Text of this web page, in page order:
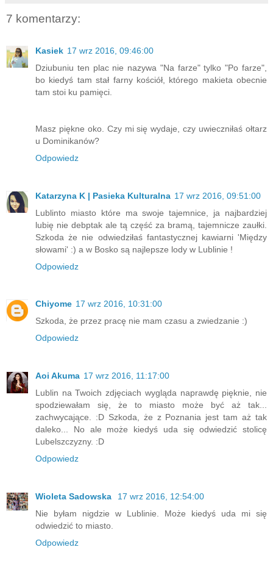
7 komentarzy:
Kasiek 17 wrz 2016, 09:46:00
Dziubuniu ten plac nie nazywa "Na farze" tylko "Po farze",
bo kiedyś tam stał farny kościół, którego makieta obecnie
tam stoi ku pamięci.
Masz piękne oko. Czy mi się wydaje, czy uwieczniłaś ołtarz
u Dominikanów?
Odpowiedz
Katarzyna K | Pasieka Kulturalna 17 wrz 2016, 09:51:00
Lublinto miasto które ma swoje tajemnice, ja najbardziej
lubię nie debptak ale tą część za bramą, tajemnicze zaułki.
Szkoda że nie odwiedziłaś fantastycznej kawiarni 'Między
słowami' :) a w Bosko są najlepsze lody w Lublinie !
Odpowiedz
Chiyome 17 wrz 2016, 10:31:00
Szkoda, że przez pracę nie mam czasu a zwiedzanie :)
Odpowiedz
Aoi Akuma 17 wrz 2016, 11:17:00
Lublin na Twoich zdjęciach wygląda naprawdę pięknie, nie
spodziewałam się, że to miasto może być aż tak...
zachwycające. :D Szkoda, że z Poznania jest tam aż tak
daleko... No ale może kiedyś uda się odwiedzić stolicę
Lubelszczyzny. :D
Odpowiedz
Wioleta Sadowska
17 wrz 2016, 12:54:00
Nie byłam nigdzie w Lublinie. Może kiedyś uda mi się
odwiedzić to miasto.
Odpowiedz